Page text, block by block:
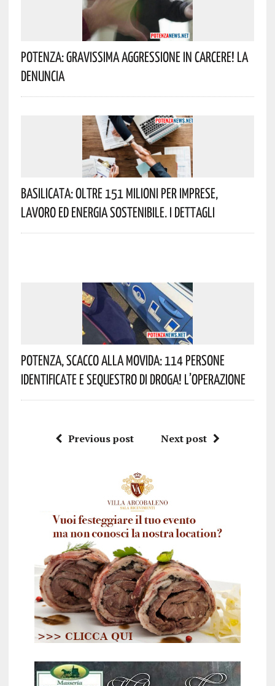
Potenza: Gravissima Aggressione In Carcere! La
Denuncia
Basilicata: Oltre 151 Milioni Per Imprese,
Lavoro Ed Energia Sostenibile. I Dettagli
Potenza, Scacco Alla Movida: 114 Persone
Identificate E Sequestro Di Droga! L’operazione
Previous post Next post